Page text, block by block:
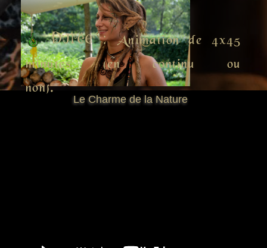
Le Charme de la Nature
Durée :Animation de 4x45
minutes (en continu ou
non).